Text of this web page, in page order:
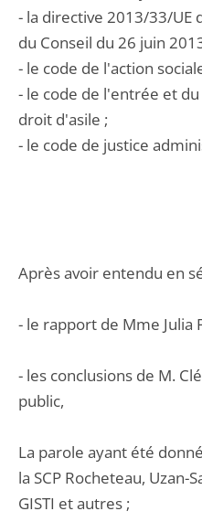
- la directive 2013/33/
du Conseil du 26 juin
- le code de l'action
- le code de l'entrée et
droit d'asile ;
- le code de justice
Après avoir entendu en
- le rapport de Mme Julia
- les conclusions de M.
public,
La parole ayant été
la SCP Rocheteau, Uzan-
GISTI et autres ;